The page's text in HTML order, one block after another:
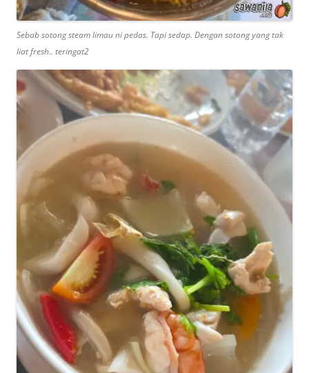
Sebab sotong steam limau ni pedas. Tapi sedap. Dengan sotong yang tak
liat fresh.. teringat2